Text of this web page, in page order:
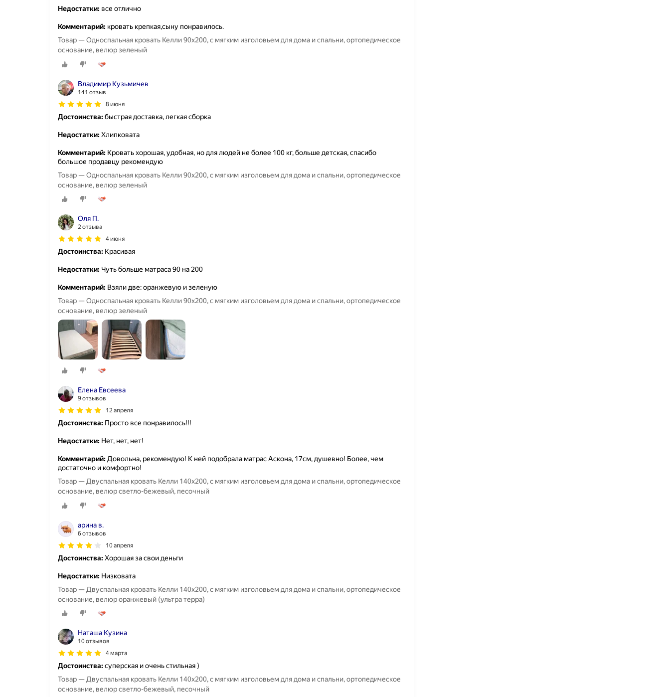
Недостатки: все отлично
Комментарий: кровать крепкая,сыну понравилось.
Товар — Односпальная кровать Келли 90х200, с мягким изголовьем для дома и спальни, ортопедическое
основание, велюр зеленый
Владимир Кузьмичев
141 отзыв
8 июня
Достоинства:быстрая доставка, легкая сборка
Недостатки:Хлипковата
Комментарий: Кровать хорошая, удобная, но для людей не более 100 кг, больше детская, спасибо
большое продавцу рекомендую
Товар — Односпальная кровать Келли 90х200, с мягким изголовьем для дома и спальни, ортопедическое
основание, велюр зеленый
Оля П.
2 отзыва
4 июня
Достоинства: Красивая
Недостатки: Чуть больше матраса 90 на 200
Комментарий: Взяли две: оранжевую и зеленую
Товар — Односпальная кровать Келли 90х200, с мягким изголовьем для дома и спальни, ортопедическое
основание, велюр зеленый
Елена Евсеева
9 отзывов
12 апреля
Достоинства: Просто все понравилось!!!
Недостатки: Нет, нет, нет!
Комментарий:Довольна, рекомендую! К ней подобрала матрас Аскона, 17см, душевно! Более, чем
достаточно и комфортно!
Товар — Двуспальная кровать Келли 140х200, с мягким изголовьем для дома и спальни, ортопедическое
основание, велюр светло-бежевый, песочный
арина в.
6 отзывов
10 апреля
Достоинства:Хорошая за свои деньги
Недостатки: Низковата
Товар — Двуспальная кровать Келли 140х200, с мягким изголовьем для дома и спальни, ортопедическое
основание, велюр оранжевый (ультра терра)
Наташа Кузина
10 отзывов
4 марта
Достоинства:суперская и очень стильная )
Товар — Двуспальная кровать Келли 140х200, с мягким изголовьем для дома и спальни, ортопедическое
основание, велюр светло-бежевый, песочный